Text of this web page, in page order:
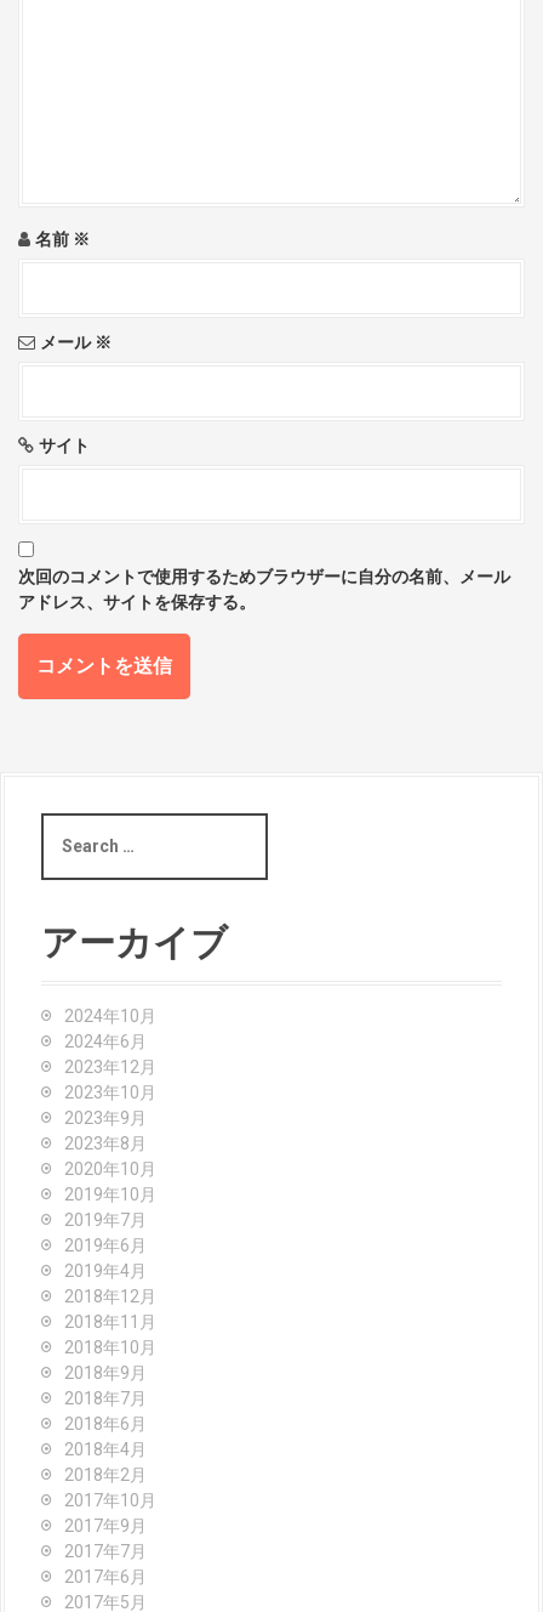
o名前 ※
メール ※
サイト
次回のコメントで使用するためブラウザーに自分の名前、メール
アドレス、サイトを保存する。
a
c
h
アーカイブ
2024年10月
2024年6月
2023年12月
2023年10月
2023年9月
2023年8月
2020年10月
2019年10月
2019年7月
2019年6月
2019年4月
2018年12月
2018年11月
2018年10月
2018年9月
2018年7月
2018年6月
2018年4月
2018年2月
2017年10月
2017年9月
2017年7月
2017年6月
2017年5月